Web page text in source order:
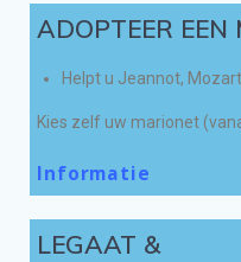
ADOPTEER EEN
Helpt u Jeannot,
Kies zelf uw marionet
Informatie
LEGAAT &